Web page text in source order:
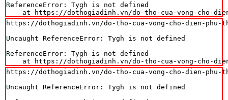
ReferenceError: Tygh is not defined
at https://dothogiadinh.vn/do-tho-cua-vong-cho-
https://dothogiadinh.vn/do-tho-cua-vong-cho-dien-phu-
Uncaught ReferenceError: Tygh is not defined
ReferenceError: Tygh is not defined
at https://dothogiadinh.vn/do-tho-cua-vong-cho-
https://dothogiadinh.vn/do-tho-cua-vong-cho-dien-phu-
Uncaught ReferenceError: Tygh is not defined